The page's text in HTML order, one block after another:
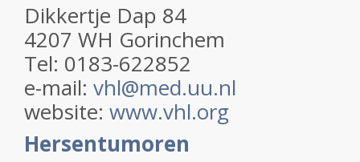
Dikkertje Dap 84
4207 WH Gorinchem
Tel: 0183-622852
e-mail: vhl@med.uu.nl
website: www.vhl.org
Hersentumoren